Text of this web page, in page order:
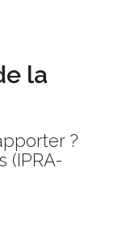
la
?
(IPRA-